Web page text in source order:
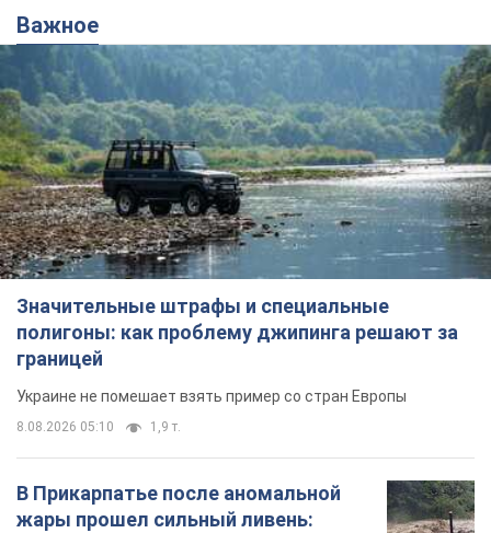
Важное
Значительные штрафы и специальные
полигоны: как проблему джипинга решают за
границей
Украине не помешает взять пример со стран Европы
8.08.2026 05:10 1,9 т.
В Прикарпатье после аномальной
жары прошел сильный ливень: